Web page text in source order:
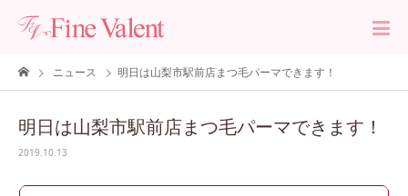
ニュース 明日は山梨市駅前店まつ毛パーマできます！
明日は山梨市駅前店まつ毛パーマできます！
2019.10.13